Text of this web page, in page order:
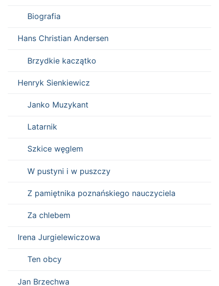
Biografia
Hans Christian Andersen
Brzydkie kaczątko
Henryk Sienkiewicz
Janko Muzykant
Latarnik
Szkice węglem
W pustyni i w puszczy
Z pamiętnika poznańskiego nauczyciela
Za chlebem
Irena Jurgielewiczowa
Ten obcy
Jan Brzechwa